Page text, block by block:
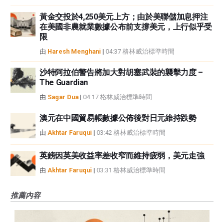
黃金交投於4,250美元上方；由於美聯儲加息押注
在美國非農就業數據公布前支撐美元，上行似乎受
限
由 Haresh Menghani | 04:37 格林威治標準時間
沙特阿拉伯警告將加大對胡塞武裝的襲擊力度 –
The Guardian
由 Sagar Dua | 04:17 格林威治標準時間
澳元在中國貿易帳數據公佈後對日元維持跌勢
由 Akhtar Faruqui | 03:42 格林威治標準時間
英鎊因英美收益率差收窄而維持疲弱，美元走強
由 Akhtar Faruqui | 03:31 格林威治標準時間
推薦內容